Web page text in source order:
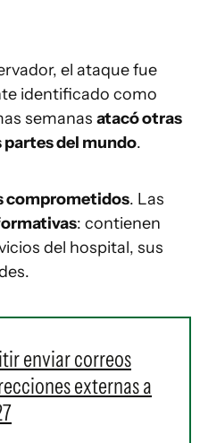
el ataque fue
identificado como
semanas atacó otras
del mundo.
comprometidos. Las
: contienen
del hospital, sus
enviar correos
externas a